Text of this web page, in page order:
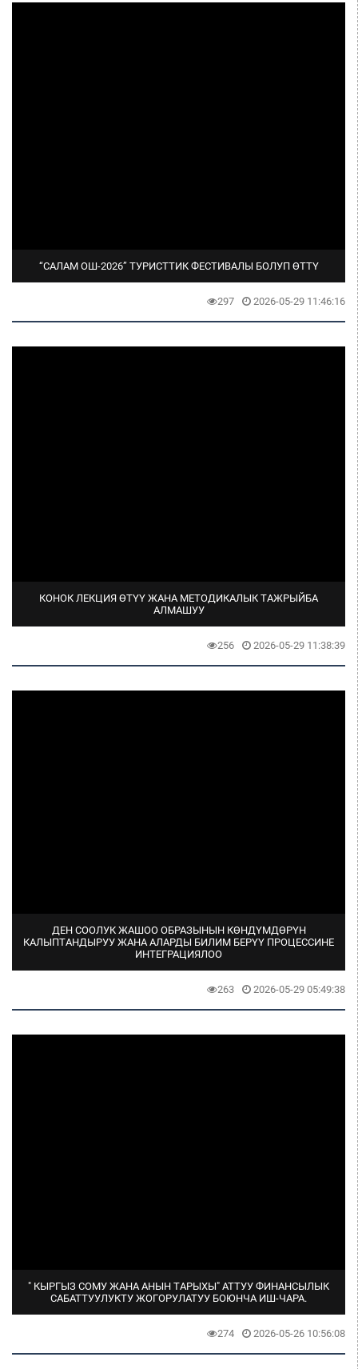
“САЛАМ ОШ-2026” ТУРИСТТИК ФЕСТИВАЛЫ БОЛУП ӨТТҮ
297 2026-05-29 11:46:16
КОНОК ЛЕКЦИЯ ӨТҮҮ ЖАНА МЕТОДИКАЛЫК ТАЖРЫЙБА
АЛМАШУУ
256 2026-05-29 11:38:39
ДЕН СООЛУК ЖАШОО ОБРАЗЫНЫН КӨНДҮМДӨРҮН
КАЛЫПТАНДЫРУУ ЖАНА АЛАРДЫ БИЛИМ БЕРҮҮ ПРОЦЕССИНЕ
ИНТЕГРАЦИЯЛОО
263 2026-05-29 05:49:38
" КЫРГЫЗ СОМУ ЖАНА АНЫН ТАРЫХЫ" АТТУУ ФИНАНСЫЛЫК
САБАТТУУЛУКТУ ЖОГОРУЛАТУУ БОЮНЧА ИШ-ЧАРА.
274 2026-05-26 10:56:08